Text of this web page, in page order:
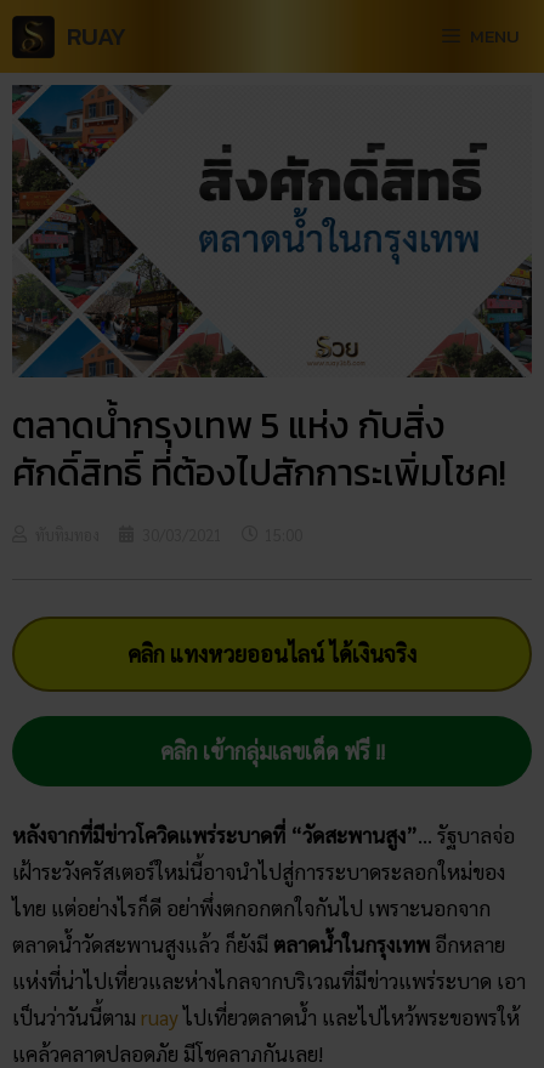
RUAY MENU
ตลาดน้ำกรุงเทพ 5 แห่ง กับสิ่ง
ศักดิ์สิทธิ์ ที่ต้องไปสักการะเพิ่มโชค!
คลิก แทงหวยออนไลน์ ได้เงินจริง
คลิก เข้ากลุ่มเลขเด็ด ฟรี !!
หลังจากที่มีข่าวโควิดแพร่ระบาดที่ “วัดสะพานสูง”… รัฐบาลจ่อ
เฝ้าระวังครัสเตอร์ใหม่นี้อาจนำไปสู่การระบาดระลอกใหม่ของ
ไทย แต่อย่างไรก็ดี อย่าพึ่งตกอกตกใจกันไป เพราะนอกจาก
ตลาดน้ำวัดสะพานสูงแล้ว ก็ยังมี ตลาดน้ำในกรุงเทพ อีกหลาย
แห่งที่น่าไปเที่ยวและห่างไกลจากบริเวณที่มีข่าวแพร่ระบาด เอา
เป็นว่าวันนี้ตาม ruayไปเที่ยวตลาดน้ำ และไปไหว้พระขอพรให้
แคล้วคลาดปลอดภัย มีโชคลาภกันเลย!